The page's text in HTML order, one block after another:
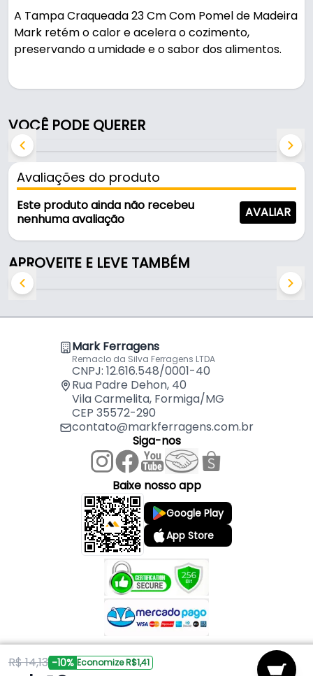
R$ 14,13 -10% Economize R$1,41
A Tampa Craqueada 23 Cm Com Pomel de Madeira
Mark retém o calor e acelera o cozimento,
preservando a umidade e o sabor dos alimentos.
Fabricada em Alumínio, é resistente e durável no
uso diário.
Características:
- Marca: Mark
- Modelo: Tampa Craqueada
- Material: Alumínio
- Diâmetro interno: 23 cm
- Diâmetro externa: 23,5 cm
01 Tampa Redonda de Alumínio 23 cm – MK
01 Pomel de Madeira
VOCÊ PODE QUERER
Avaliações do produto
Este produto ainda não recebeu
nenhuma avaliação
AVALIAR
APROVEITE E LEVE TAMBÉM
Mark Ferragens
Remaclo da Silva Ferragens LTDA
CNPJ: 12.616.548/0001-40
Rua Padre Dehon, 40
Vila Carmelita, Formiga/MG
CEP 35572-290
contato@markferragens.com.br
Siga-nos
Baixe nosso app
Google Play
App Store
Copyright © 2026 Mark Ferragens. Todos os direitos reservados.